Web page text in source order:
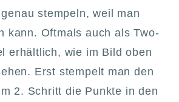
stempeln, weil man
kann. Oftmals auch als Two-
erhältlich, wie im Bild oben
Erst stempelt man den
2. Schritt die Punkte in den